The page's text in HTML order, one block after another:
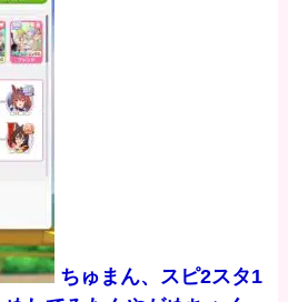
ちゅまん、スピ2スタ1